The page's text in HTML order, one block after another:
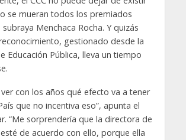
se mueran todos los premiados
subraya Menchaca Rocha. Y quizás
gestionado desde la
Educación Pública, lleva un tiempo
con los años qué efecto va a tener
que no incentiva eso”, apunta el
“Me sorprendería que la directora de
de acuerdo con ello, porque ella